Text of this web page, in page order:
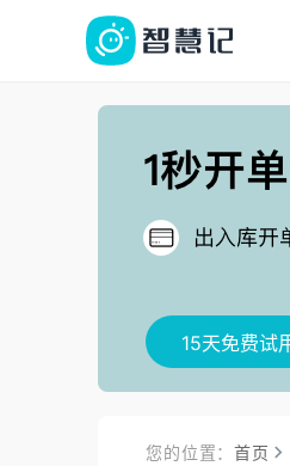
多店多仓统管，
15天免费试
您的位置：首页